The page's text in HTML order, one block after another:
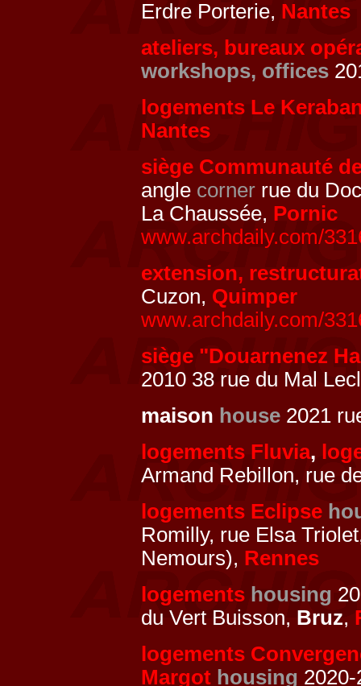
Erdre Porterie, Nantes
ateliers, bureaux
workshops, offices
logements Le
Nantes
siège Communauté
angle corner rue du
La Chaussée, Pornic
www.archdaily.com/
extension,
Cuzon, Quimper
www.archdaily.com/
siège "Douarnenez
2010 38 rue du Mal
maison house 2021
logements Fluvia,
Armand Rebillon, rue
logements Eclipse
Romilly, rue Elsa
Nemours), Rennes
logements housing
du Vert Buisson, Bruz,
logements
Margot housing